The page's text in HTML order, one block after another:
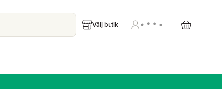
Välj butik